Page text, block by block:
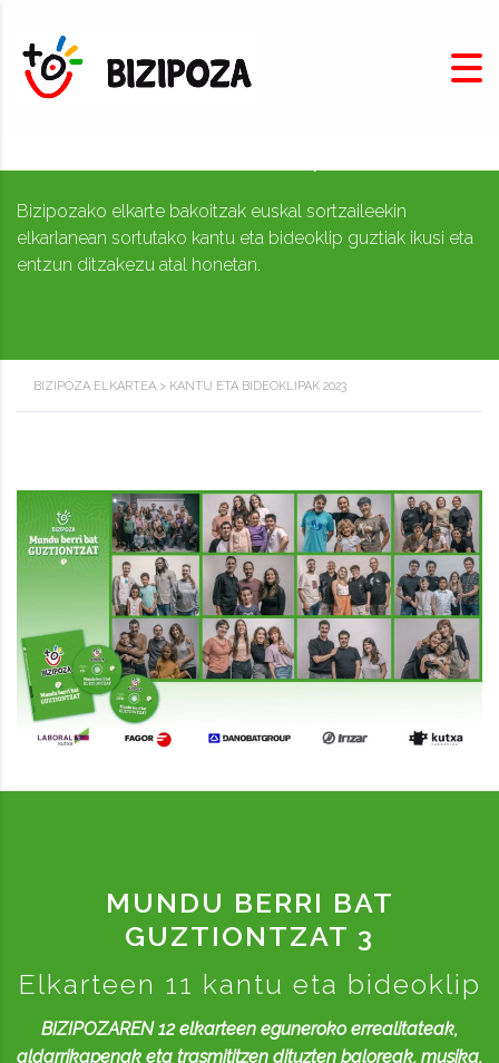
Bizipozako elkarte bakoitzak euskal sortzaileekin
elkarlanean sortutako kantu eta bideoklip guztiak ikusi eta
entzun ditzakezu atal honetan.
BIZIPOZA ELKARTEA > KANTU ETA BIDEOKLIPAK 2023
MUNDU BERRI BAT
GUZTIONTZAT 3
Elkarteen 11 kantu eta bideoklip
BIZIPOZAREN 12 elkarteen eguneroko errealitateak,
aldarrikapenak eta trasmititzen dituzten baloreak, musika,